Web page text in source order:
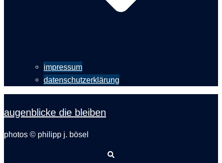
impressum
datenschutzerklärung
augenblicke die bleiben
photos © philipp j. bösel